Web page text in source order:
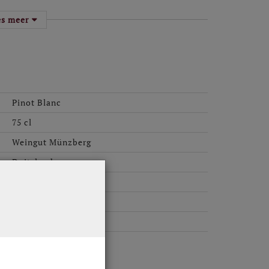
oprichter Jakob Kessler eind vorige eeuw is
(Pinot Blanc) en Grauer Burgunder
meer
Pinot Blanc
75 cl
Weingut Münzberg
Duitsland